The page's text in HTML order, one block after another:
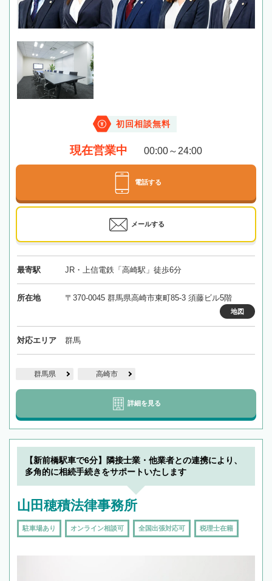
初回相談無料
現在営業中 00:00～24:00
電話する
メールする
最寄駅 JR・上信電鉄「高崎駅」徒歩6分
所在地 〒370-0045 群馬県高崎市東町85-3 須藤ビル5階
地図
対応エリア 群馬
群馬県 高崎市
詳細を見る
【新前橋駅車で6分】隣接士業・他業者との連携により、
多角的に相続手続きをサポートいたします
山田穂積法律事務所
駐車場あり オンライン相談可 全国出張対応可 税理士在籍